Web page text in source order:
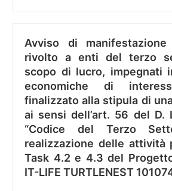
Avviso di
rivolto a enti del terzo
scopo di lucro, impegnati
economiche di
finalizzato alla stipula di
ai sensi dell’art. 56 del D.
“Codice del Terzo
realizzazione delle attività
Task 4.2 e 4.3 del
IT-LIFE TURTLENEST